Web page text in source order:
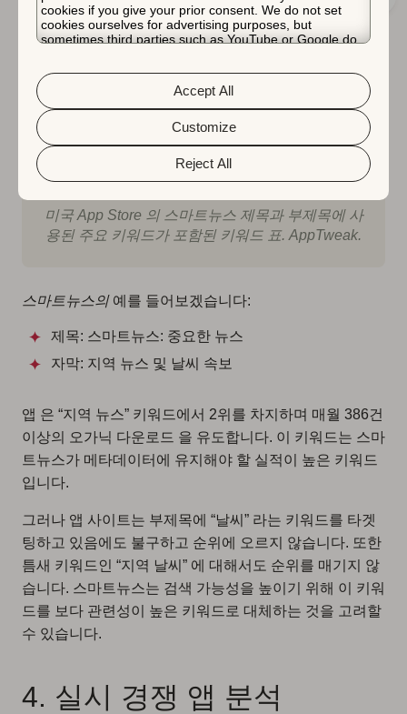
cookies if you give your prior consent. We do not set
cookies ourselves for advertising purposes, but
sometimes third parties such as YouTube or Google do.
about the protection of your personal data and the
different cookies we use, please read our
&Privacy Policy. You can customize your cookie settings
and preferences by clicking the “Customize” button.
Reject All
Customize
Accept All
미국 App Store 의 스마트뉴스 제목과 부제목에 사
용된 주요 키워드가 포함된 키워드 표. AppTweak.
스마트뉴스의예를 들어보겠습니다:
제목: 스마트뉴스: 중요한 뉴스
자막: 지역 뉴스 및 날씨 속보
앱 은 “지역 뉴스” 키워드에서 2위를 차지하며 매월 386건
이상의 오가닉 다운로드 을 유도합니다. 이 키워드는 스마
트뉴스가 메타데이터에 유지해야 할 실적이 높은 키워드
입니다.
그러나 앱 사이트는 부제목에 “날씨” 라는 키워드를 타겟
팅하고 있음에도 불구하고 순위에 오르지 않습니다. 또한
틈새 키워드인 “지역 날씨” 에 대해서도 순위를 매기지 않
습니다. 스마트뉴스는 검색 가능성을 높이기 위해 이 키워
드를 보다 관련성이 높은 키워드로 대체하는 것을 고려할
수 있습니다.
4. 실시 경쟁 앱 분석